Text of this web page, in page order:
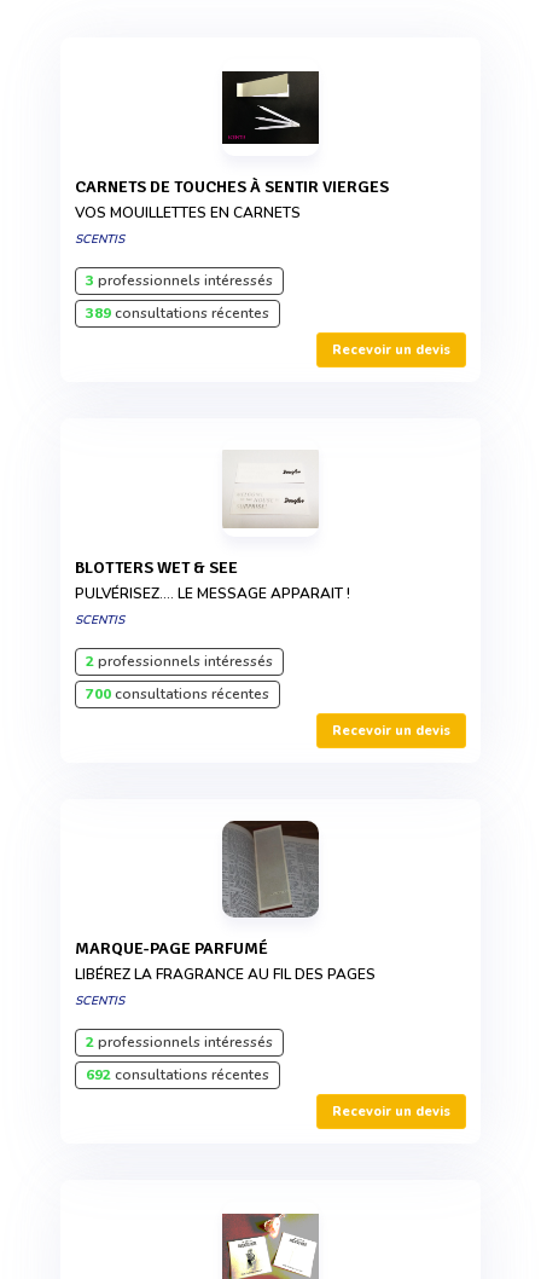
CARNETS DE TOUCHES À SENTIR VIERGES
VOS MOUILLETTES EN CARNETS
SCENTIS
3 professionnels intéressés
389consultations récentes
Recevoir un devis
BLOTTERS WET & SEE
PULVÉRISEZ.... LE MESSAGE APPARAIT !
SCENTIS
2professionnels intéressés
700consultations récentes
Recevoir un devis
MARQUE-PAGE PARFUMÉ
LIBÉREZ LA FRAGRANCE AU FIL DES PAGES
SCENTIS
2professionnels intéressés
692consultations récentes
Recevoir un devis